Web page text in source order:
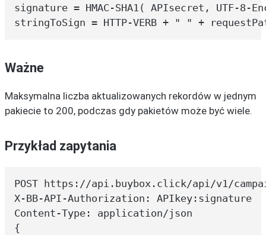
signature = HMAC-SHA1( APIsecret, UTF-
stringToSign = HTTP-VERB + " " +
Ważne
Maksymalna liczba aktualizowanych rekordów w jednym
pakiecie to 200, podczas gdy pakietów może być wiele.
Przykład zapytania
POST https://api.buybox.click/api/v1/
X-BB-API-Authorization: APIkey:signature
Content-Type: application/json
{